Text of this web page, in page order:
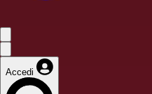
Accedi